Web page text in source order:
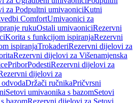
za Podpultni umivaoniciKutni
ComfortUmivaonici za
rukuOstali umivaoniciRezervni
Korita s funkcijom ispiranjaRezervni
ispiranjaTrokaderiRezervni dijelovi za
Rezervni dijelovi za Višenamjenska
PriborPodestiRezervni dijelovi za
dijelovi za
Držači ručnikaPričvrsni
Setovi umivaonika s bazomSetovi
bazomRezervni dijelovi za Setovi